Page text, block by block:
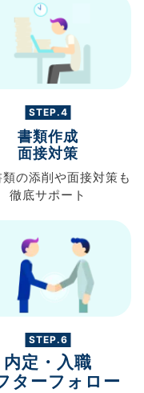
STEP.4
書類作成
面接対策
類の添削や面接対策も
徹底サポート
STEP.6
内定・入職
ターフォロー